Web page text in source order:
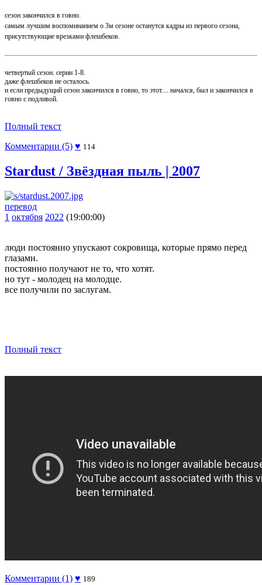
сезон закончился в говно.
самым лучшим воспоминанием о 3м сезоне останутся кадры из первого сезона,
присутствующие врезками флешбеков.
четвертый сезон. серии 1-8.
даже флешбеков не осталось.
и если предыдущий сезон закончился в говно, то этот.... начался, был и закончился в
говно с подливой.
Полный текст
Комментарии (5) ♥ 114
Stardust / Звёздная пыль | 2007
перевод
1 октября 2022 (19:00:00)
люди постоянно упускают сокровища, которые прямо перед
глазами.
постоянно получают не то, что хотят.
но тут - молодец на молодце.
все получили по заслугам.
Полный текст
Комментарии (1) ♥ 189